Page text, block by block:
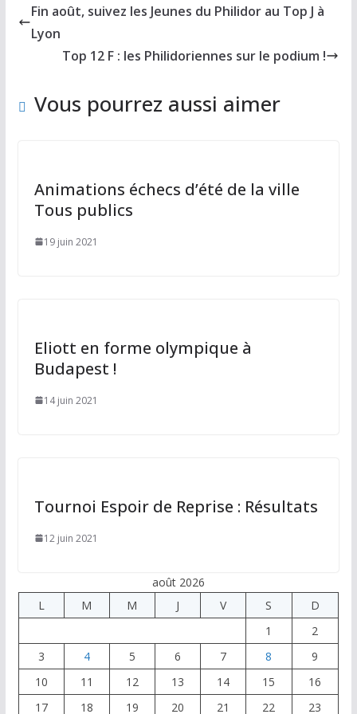
b
o
d
n
l g
Fin août, suivez les Jeunes du Philidor au Top J à
Lyon
Top 12 F : les Philidoriennes sur le podium !
Vous pourrez aussi aimer
Animations échecs d’été de la ville
Tous publics
19 juin 2021
Eliott en forme olympique à
Budapest !
14 juin 2021
Tournoi Espoir de Reprise : Résultats
12 juin 2021
août 2026
L
M M J V S
D
1
2
3
4 5 6 7 8
9
10
11 12 13 14 15
16
17
18 19 20 21 22 23